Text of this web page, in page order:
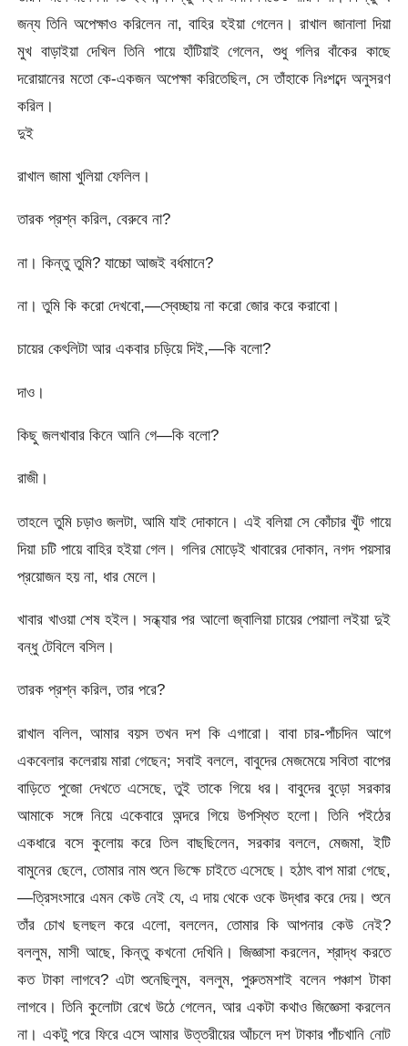
জন্য তিনি অপেক্ষাও করিলেন না, বাহির হইয়া গেলেন। রাখাল জানালা দিয়া
মুখ বাড়াইয়া দেখিল তিনি পায়ে হাঁটিয়াই গেলেন, শুধু গলির বাঁকের কাছে
দরোয়ানের মতো কে-একজন অপেক্ষা করিতেছিল, সে তাঁহাকে নিঃশব্দে অনুসরণ
করিল।
দুই
রাখাল জামা খুলিয়া ফেলিল।
তারক প্রশ্ন করিল, বেরুবে না?
না। কিন্তু তুমি? যাচ্চো আজই বর্ধমানে?
না। তুমি কি করো দেখবো,—স্বেচ্ছায় না করো জোর করে করাবো।
চায়ের কেৎলিটা আর একবার চড়িয়ে দিই,—কি বলো?
দাও।
কিছু জলখাবার কিনে আনি গে—কি বলো?
রাজী।
তাহলে তুমি চড়াও জলটা, আমি যাই দোকানে। এই বলিয়া সে কোঁচার খুঁট গায়ে
দিয়া চটি পায়ে বাহির হইয়া গেল। গলির মোড়েই খাবারের দোকান, নগদ পয়সার
প্রয়োজন হয় না, ধার মেলে।
খাবার খাওয়া শেষ হইল। সন্ধ্যার পর আলো জ্বালিয়া চায়ের পেয়ালা লইয়া দুই
বন্ধু টেবিলে বসিল।
তারক প্রশ্ন করিল, তার পরে?
রাখাল বলিল, আমার বয়স তখন দশ কি এগারো। বাবা চার-পাঁচদিন আগে
একবেলার কলেরায় মারা গেছেন; সবাই বললে, বাবুদের মেজমেয়ে সবিতা বাপের
বাড়িতে পুজো দেখতে এসেছে, তুই তাকে গিয়ে ধর। বাবুদের বুড়ো সরকার
আমাকে সঙ্গে নিয়ে একেবারে অন্দরে গিয়ে উপস্থিত হলো। তিনি পইঠের
একধারে বসে কুলোয় করে তিল বাছছিলেন, সরকার বললে, মেজমা, ইটি
বামুনের ছেলে, তোমার নাম শুনে ভিক্ষে চাইতে এসেছে। হঠাৎ বাপ মারা গেছে,
—ত্রিসংসারে এমন কেউ নেই যে, এ দায় থেকে ওকে উদ্ধার করে দেয়। শুনে
তাঁর চোখ ছলছল করে এলো, বললেন, তোমার কি আপনার কেউ নেই?
বললুম, মাসী আছে, কিন্তু কখনো দেখিনি। জিজ্ঞাসা করলেন, শ্রাদ্ধ করতে
কত টাকা লাগবে? এটা শুনেছিলুম, বললুম, পুরুতমশাই বলেন পঞ্চাশ টাকা
লাগবে। তিনি কুলোটা রেখে উঠে গেলেন, আর একটা কথাও জিজ্ঞেসা করলেন
না। একটু পরে ফিরে এসে আমার উত্তরীয়ের আঁচলে দশ টাকার পাঁচখানি নোট